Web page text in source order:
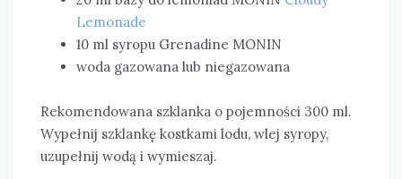
Lemonade
10 ml syropu Grenadine MONIN
woda gazowana lub niegazowana
Rekomendowana szklanka o pojemności 300 ml.
Wypełnij szklankę kostkami lodu, wlej syropy,
uzupełnij wodą i wymieszaj.